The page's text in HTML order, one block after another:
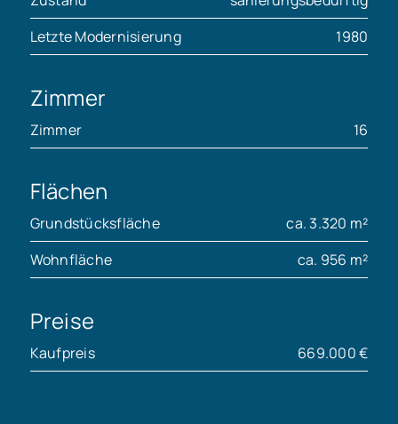
Letzte Modernisierung
1980
Zimmer
Zimmer 16
Flächen
Grundstücksfläche
ca. 3.320 m²
Wohnfläche
ca. 956 m²
Preise
Kaufpreis 669.000 €